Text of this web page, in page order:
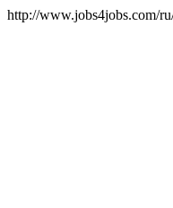
http://www.jobs4jobs.com/